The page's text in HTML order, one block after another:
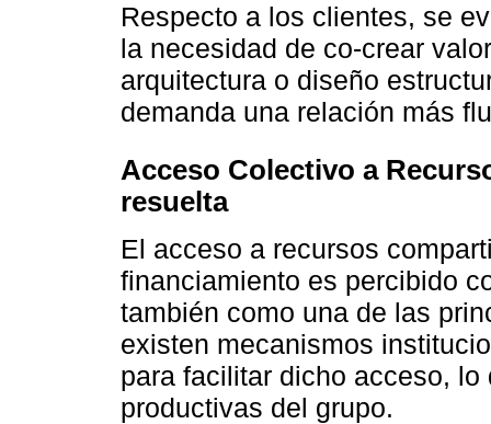
Respecto a los clientes, se
la necesidad de co-crear
arquitectura o diseño
demanda una relación más
Acceso Colectivo a
resuelta
El acceso a recursos
financiamiento es percibido
también como una de las
existen mecanismos
para facilitar dicho acceso,
productivas del grupo.